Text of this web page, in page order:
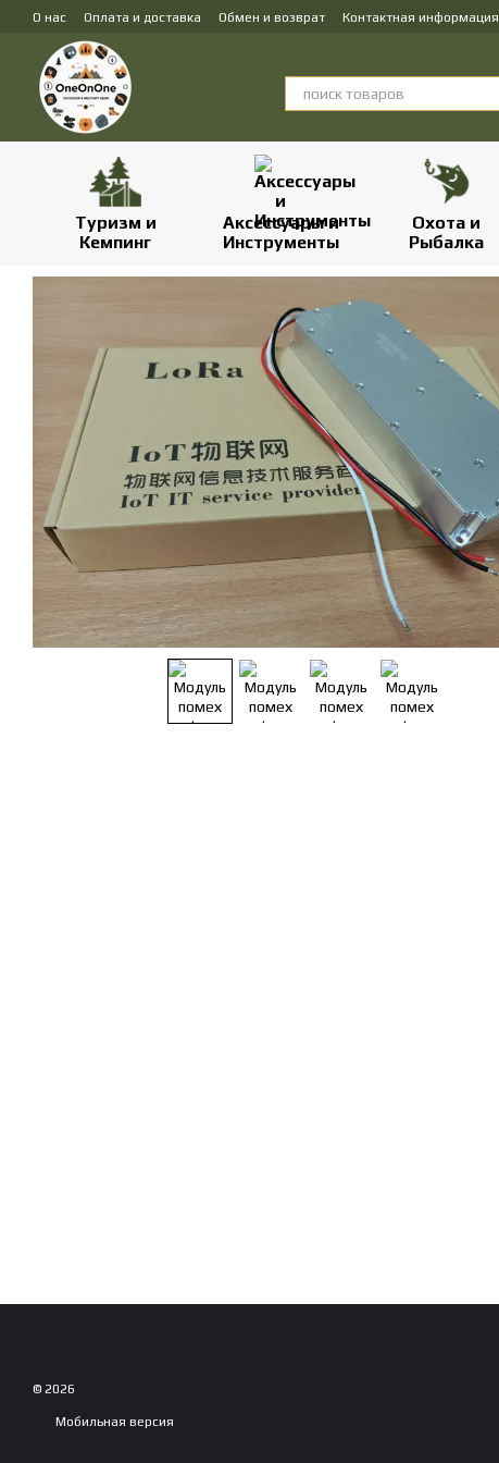
Перейти к основному контенту
О нас Оплата и доставка Обмен и возврат Контактная информация
Туризм и
Кемпинг
Аксессуары и
Инструменты
Охота и
Рыбалка
© 2026
Мобильная версия